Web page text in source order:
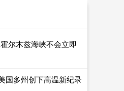
尔木兹海峡不会立即
国多州创下高温新纪录